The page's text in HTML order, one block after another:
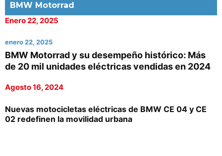
BMW Motorrad
Enero 22, 2025
enero 22, 2025
BMW Motorrad y su desempeño histórico: Más
de 20 mil unidades eléctricas vendidas en 2024
Agosto 16, 2024
Nuevas motocicletas eléctricas de BMW CE 04 y CE
02 redefinen la movilidad urbana